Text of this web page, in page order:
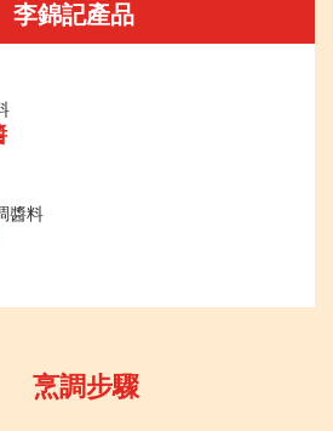
李錦記產品
醬料
烹調步驟